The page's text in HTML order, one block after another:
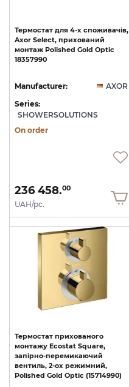
Термостат для 4-х споживачів,
Axor Select, прихований
монтаж Polished Gold Optic
18357990
Manufacturer:
AXOR
Series:
SHOWERSOLUTIONS
On order
236 458.00
UAH/pc.
Термостат прихованого
монтажу Ecostat Square,
запірно-перемикаючий
вентиль, 2-ох режимний,
Polished Gold Optic (15714990)